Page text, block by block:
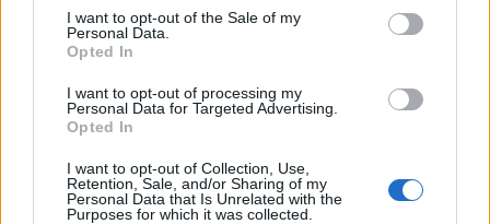
I want to opt-out of the Sale of my
Personal Data.
Opted In
I want to opt-out of processing my
Personal Data for Targeted Advertising.
Opted In
I want to opt-out of Collection, Use,
Retention, Sale, and/or Sharing of my
Personal Data that Is Unrelated with the
Purposes for which it was collected.
wykonanie tego zadania w większej grupie.
Q: Dlaczego mam inne paski postępu niż mój znajomy?
również dwie wersje pasków postępu dla graczy o
poziomie 100, w zależności od tego, jak dużo punktów
osiągnięć dany gracz posiada.
Q: Dlaczego nie ma jeszcze wyzwania Przebłysku
Przeszłości ?